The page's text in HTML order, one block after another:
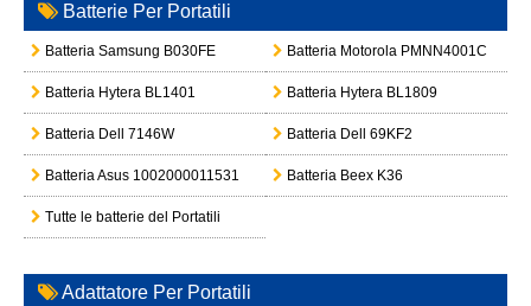
Batterie Per Portatili
Batteria Samsung B030FE Batteria Motorola PMNN4001C
Batteria Hytera BL1401 Batteria Hytera BL1809
Batteria Dell 7146W Batteria Dell 69KF2
Batteria Asus 1002000011531 Batteria Beex K36
Tutte le batterie del Portatili
Adattatore Per Portatili